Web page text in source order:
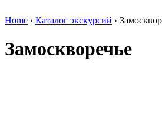
Home › Каталог экскурсий ›
Замоскворечье